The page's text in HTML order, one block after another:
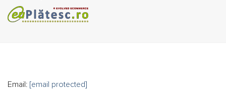
Email: [email protected]